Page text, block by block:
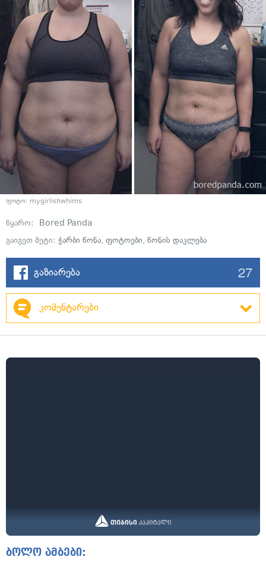
ფოტო: mygirlishwhims
წყარო:
Bored Panda
გაიგეთ მეტი: ჭარბი წონა, ფოტოები, წონის დაკლება
გაზიარება 27
კომენტარები
ბოლო ამბები: